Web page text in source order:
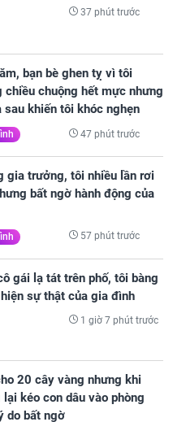
37 phút trước
bạn bè ghen tỵ vì tôi
chiều chuộng hết mực nhưng
sau khiến tôi khóc nghẹn
47 phút trước
gia trưởng, tôi nhiều lần rơi
bất ngờ hành động của
57 phút trước
gái lạ tát trên phố, tôi bàng
sự thật của gia đình
1 giờ 7 phút trước
20 cây vàng nhưng khi
lại kéo con dâu vào phòng
do bất ngờ